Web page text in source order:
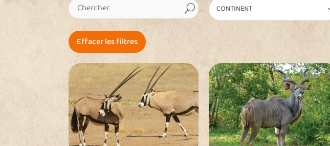
U CONTINENT
Effacer les filtres